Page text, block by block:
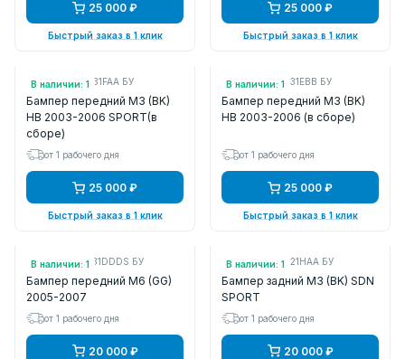
25 000 ₽
Быстрый заказ в 1 клик
25 000 ₽
Быстрый заказ в 1 клик
В наличии: 1
Арт.: BP4R50031FAA БУ
Бампер передний M3 (BK)
HB 2003-2006 SPORT(в
сборе)
от 1 рабочего дня
25 000 ₽
Быстрый заказ в 1 клик
В наличии: 1
Арт.: BP4M50031EBB БУ
Бампер передний M3 (BK)
HB 2003-2006 (в сборе)
от 1 рабочего дня
25 000 ₽
Быстрый заказ в 1 клик
В наличии: 1
Арт.: GR1B50031DDDS БУ
Бампер передний M6 (GG)
2005-2007
от 1 рабочего дня
20 000 ₽
В наличии: 1
Арт.: BN9C50221HAA БУ
Бампер задний M3 (BK) SDN
SPORT
от 1 рабочего дня
20 000 ₽